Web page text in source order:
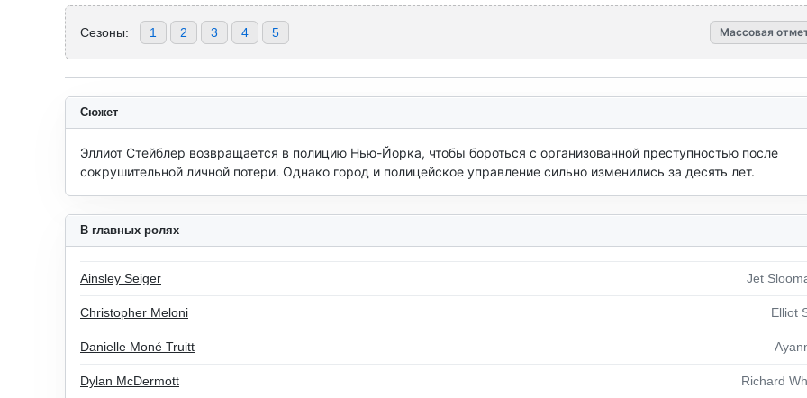
Сезоны: 1 2 3 4 5 Массовая
Сюжет
Эллиот Стейблер возвращается в полицию Нью-Йорка, чтобы бороться с организованной преступностью после
сокрушительной личной потери. Однако город и полицейское управление сильно изменились за десять лет.
В главных ролях
Ainsley Seiger Jet
Christopher Meloni Elliot
Danielle Moné Truitt
Dylan McDermott Richard